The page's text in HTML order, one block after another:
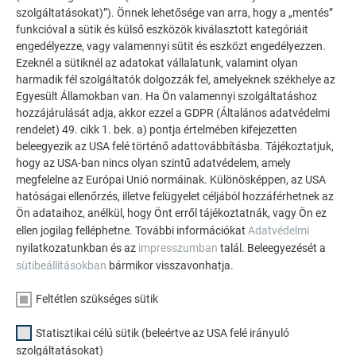
A Prefalz termékek nemcsak az anyag minősége vagy a
funkcióban betöltött szerepük miatt, de esztétikai
szempontból is látványosak. A színtartó felület a
legmagasabb minőségi követelményeket is teljesíti; több
mint 15 alapszínből választhatunk, de igény szerint egyedi
színekben is gondolkodhatunk; a matt, egységes megjelenés
hozzájárul az összképhez. A P.10 bevonat több
színkombinációját a természet ihlette, ezért szinte bármilyen
építészeti elképzeléshez illeszkednek, akár olyanokhoz is,
mint a Pangea Hotel, ahol az ökológiai szemlélet volt
domináns. A bevonat a külső hatásoknak és terhelésnek
extrém módon ellenáll, nincs hatással rá az időjárás vagy az
UV-sugárzás, és színtartó – amire a cég 40 év garanciát is
vállal. A színek mellett a formavilág területén is számos
lehetőséget kínál a Prefa: egyedülálló effektusokkal a tető
és a homlokzat, de a beltéri burkolatok is új megvilágításba
kerülnek.
szolgáltatásokat)”). Önnek lehetősége van arra, hogy a „mentés”
funkcióval a sütik és külső eszközök kiválasztott kategóriáit
engedélyezze, vagy valamennyi sütit és eszközt engedélyezzen.
Ezeknél a sütiknél az adatokat vállalatunk, valamint olyan
harmadik fél szolgáltatók dolgozzák fel, amelyeknek székhelye az
Egyesült Államokban van. Ha Ön valamennyi szolgáltatáshoz
hozzájárulását adja, akkor ezzel a GDPR (Általános adatvédelmi
rendelet) 49. cikk 1. bek. a) pontja értelmében kifejezetten
beleegyezik az USA felé történő adattovábbításba. Tájékoztatjuk,
hogy az USA-ban nincs olyan szintű adatvédelem, amely
megfelelne az Európai Unió normáinak. Különösképpen, az USA
hatóságai ellenőrzés, illetve felügyelet céljából hozzáférhetnek az
Ön adataihoz, anélkül, hogy Önt erről tájékoztatnák, vagy Ön ez
ellen jogilag felléphetne. További információkat Adatvédelmi
nyilatkozatunkban és az impresszumban talál. Beleegyezését a
sütibeállításokban bármikor visszavonhatja.
Feltétlen szükséges sütik
Statisztikai célú sütik (beleértve az USA felé irányuló
szolgáltatásokat)